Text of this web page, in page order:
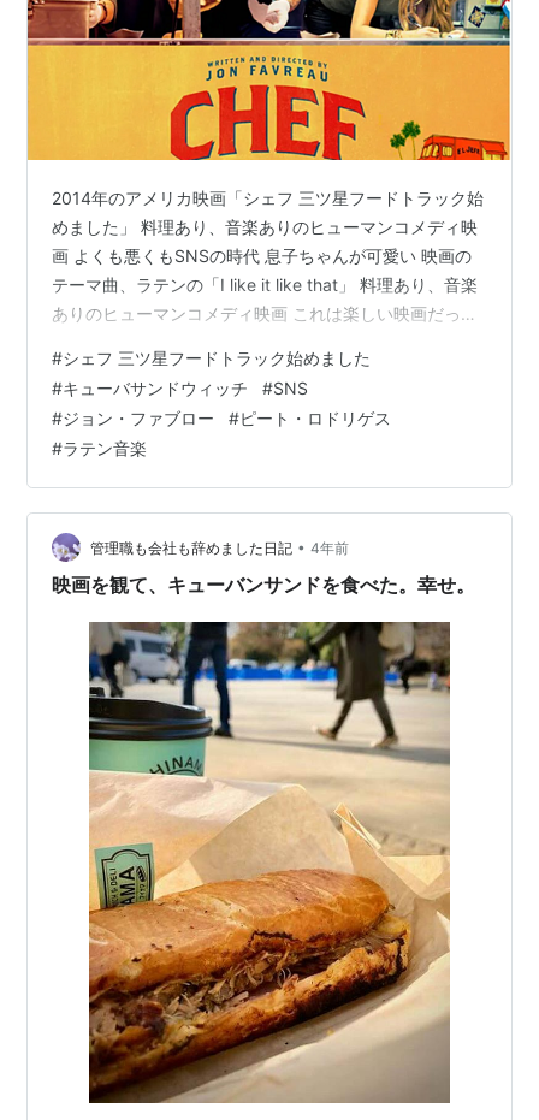
2014年のアメリカ映画「シェフ 三ツ星フードトラック始
めました」 料理あり、音楽ありのヒューマンコメディ映
画 よくも悪くもSNSの時代 息子ちゃんが可愛い 映画の
テーマ曲、ラテンの「I like it like that」 料理あり、音楽
ありのヒューマンコメディ映画 これは楽しい映画だっ
にふけるというタイプの映画ではないけれど、たぶんあ
と半年ぐらいしたら見たことも忘れていると思うけれど
（だからブログに書いておく）。 料理がおいしそう、ラ
テン音楽がステキ、親子や友人との心の交流にホロリと
させられるとあっては、よい点をつけないわけがない。
この楽…
#シェフ 三ツ星フードトラック始めました
#キューバサンドウィッチ #SNS
#ジョン・ファブロー #ピート・ロドリゲス
#ラテン音楽
管理職も会社も辞めました日記 • 4年前
映画を観て、キューバンサンドを食べた。幸せ。